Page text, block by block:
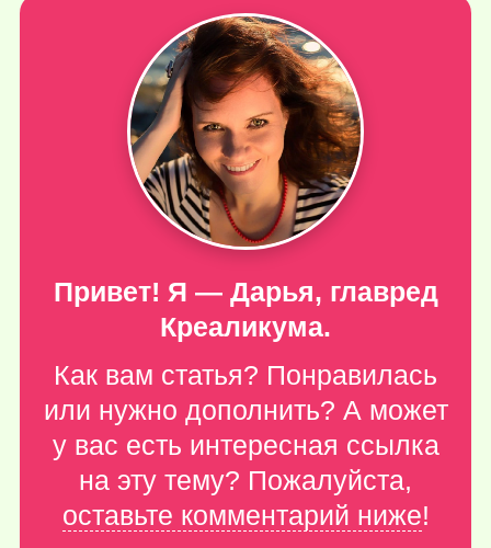
Привет! Я — Дарья, главред
Креаликума.
Как вам статья? Понравилась
или нужно дополнить? А может
у вас есть интересная ссылка
на эту тему? Пожалуйста,
оставьте комментарий ниже!